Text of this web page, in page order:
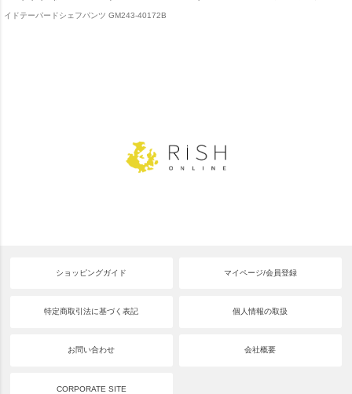
イドテーパードシェフパンツ GM243-40172B
ショッピングガイド マイページ/会員登録
特定商取引法に基づく表記 個人情報の取扱
お問い合わせ 会社概要
CORPORATE SITE